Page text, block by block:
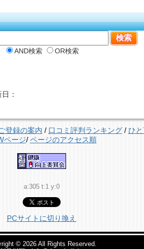
AND検索 OR検索
：
登録の案内 / 口コミ評判ランキング/ ひ
ページ/ ページのアクセス順
a:305 t:1 y:0
PCサイトに切り換え
© 2026 All Rights Reserved.